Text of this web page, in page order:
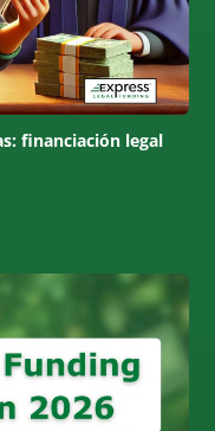
financiación legal